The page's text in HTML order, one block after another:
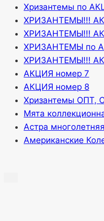
Хризантемы по
ХРИЗАНТЕМЫ!!!
ХРИЗАНТЕМЫ!!!
ХРИЗАНТЕМЫ по
ХРИЗАНТЕМЫ!!!
АКЦИЯ номер 7
АКЦИЯ номер 8
Хризантемы ОПТ,
Мята
Астра
Американские